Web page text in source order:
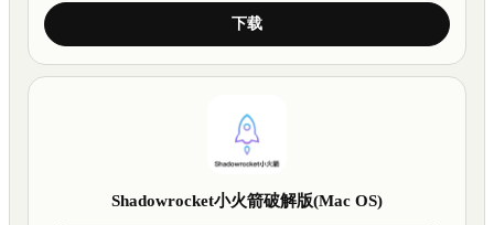
下载
Shadowrocket小火箭破解版(Mac OS)